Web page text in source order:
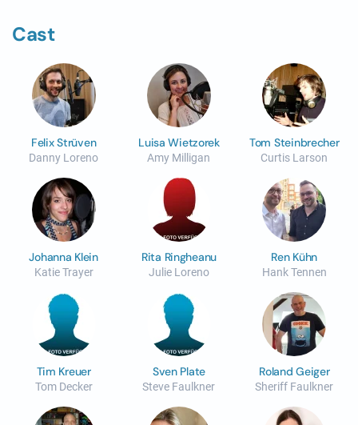
Cast
Felix Strüven
Danny Loreno
Luisa Wietzorek
Amy Milligan
Tom Steinbrecher
Curtis Larson
Johanna Klein
Katie Trayer
Rita Ringheanu
Julie Loreno
Ren Kühn
Hank Tennen
Tim Kreuer
Tom Decker
Sven Plate
Steve Faulkner
Roland Geiger
Sheriff Faulkner